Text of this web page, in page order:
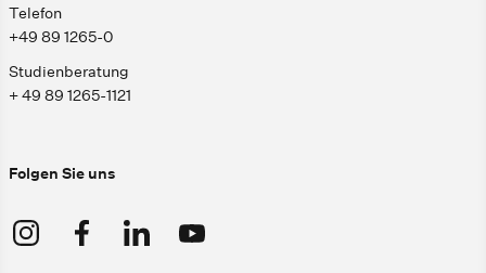
Telefon
+49 89 1265-0
Studienberatung
+ 49 89 1265-1121
Folgen Sie uns